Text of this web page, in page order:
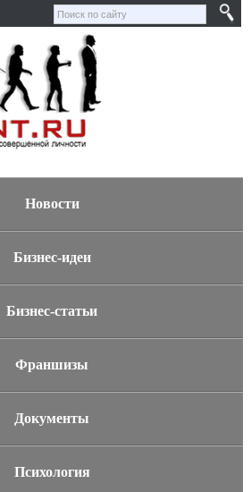
Новости
Бизнес-идеи
Бизнес-статьи
Франшизы
Документы
Психология